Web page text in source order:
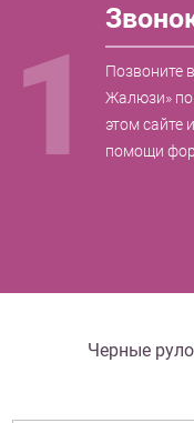
1
Позвоните
Жалюзи» по
этом сайте
помощи
Черные